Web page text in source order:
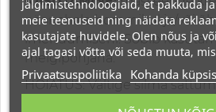
näonahale hommikul ja/või
imendumiseni. Sobib
meigipõhjana.
HOIATUS: Vältige silma
kättesaamatus kohas.
jälgimistehnoloogiaid, et pakkuda
meie teenuseid ning näidata
kasutajate huvidele. Olen nõus ja
ajal tagasi võtta või seda muuta,
Privaatsuspoliitika Kohanda